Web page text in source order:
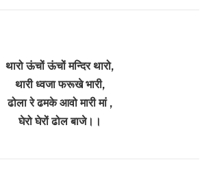
थारो ऊंचों ऊंचों मन्दिर थारो,
थारी ध्वजा फरूखे भारी,
ढोला रे ढमके आवो मारी मां ,
घेरो घेरों ढोल बाजे।।